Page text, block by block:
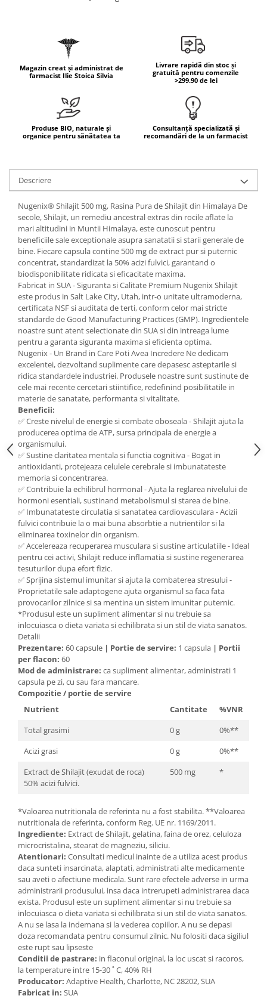
Protecție Solară
Creme SPF față
Creme SPF corp
Uleiuri bronzare
Acceleratoare bronz
Deodorante
Mâini și Unghii
Creme mâini
Tratamente unghii
Cosmetice coreene
Beauty of Joseon
PETITFEE
Mary & May
COSRX
BIODANCE
OOTD
Cettua
Haruharu Wonder
Medicube
ARIUL
Dr. Althea
DELLA BORN
Maca
Magneziu
Miere de Manuka
Multivitamine
Palmier pitic
Probiotice
Proteine din zer (Whey Protein)
Quercetin
Resveratrol
Scortisoara
Seleniu
Seminte de in
Silimarina
Spirulina
Ulei de cocos
Ulei de peste
Ulei MCT
Vitamina A
Vitamina B
Vitamina C
Vitamina D
Vitamina E
Vitamina K
Zinc
Cătină
Chlorella
Colina
Electroliti
Produse Apicole
Cacao
Magazin creat și administrat de
farmacist Ilie Stoica Silvia
Livrare rapidă din stoc și
gratuită pentru comenzile
>299.90 de lei
Produse BIO, naturale și
organice pentru sănătatea ta
Consultanță specializată și
recomandări de la un farmacist
Descriere
Nugenix® Shilajit 500 mg, Rasina Pura de Shilajit din Himalaya De
secole, Shilajit, un remediu ancestral extras din rocile aflate la
mari altitudini in Muntii Himalaya, este cunoscut pentru
beneficiile sale exceptionale asupra sanatatii si starii generale de
bine. Fiecare capsula contine 500 mg de extract pur si puternic
concentrat, standardizat la 50% acizi fulvici, garantand o
biodisponibilitate ridicata si eficacitate maxima.
Fabricat in SUA - Siguranta si Calitate Premium Nugenix Shilajit
este produs in Salt Lake City, Utah, intr-o unitate ultramoderna,
certificata NSF si auditata de terti, conform celor mai stricte
standarde de Good Manufacturing Practices (GMP). Ingredientele
noastre sunt atent selectionate din SUA si din intreaga lume
pentru a garanta siguranta maxima si eficienta optima.
Nugenix - Un Brand in Care Poti Avea Incredere Ne dedicam
excelentei, dezvoltand suplimente care depasesc asteptarile si
ridica standardele industriei. Produsele noastre sunt sustinute de
cele mai recente cercetari stiintifice, redefinind posibilitatile in
materie de sanatate, performanta si vitalitate.
Beneficii:
✅ Creste nivelul de energie si combate oboseala - Shilajit ajuta la
producerea optima de ATP, sursa principala de energie a
organismului.
✅ Sustine claritatea mentala si functia cognitiva - Bogat in
antioxidanti, protejeaza celulele cerebrale si imbunatateste
memoria si concentrarea.
✅ Contribuie la echilibrul hormonal - Ajuta la reglarea nivelului de
hormoni esentiali, sustinand metabolismul si starea de bine.
✅ Imbunatateste circulatia si sanatatea cardiovasculara - Acizii
fulvici contribuie la o mai buna absorbtie a nutrientilor si la
eliminarea toxinelor din organism.
✅ Accelereaza recuperarea musculara si sustine articulatiile - Ideal
pentru cei activi, Shilajit reduce inflamatia si sustine regenerarea
tesuturilor dupa efort fizic.
✅ Sprijina sistemul imunitar si ajuta la combaterea stresului -
Proprietatile sale adaptogene ajuta organismul sa faca fata
provocarilor zilnice si sa mentina un sistem imunitar puternic.
*Produsul este un supliment alimentar si nu trebuie sa
inlocuiasca o dieta variata si echilibrata si un stil de viata sanatos.
Detalii
Prezentare: 60 capsule | Portie de servire: 1 capsula | Portii
per flacon: 60
Mod de administrare: ca supliment alimentar, administrati 1
capsula pe zi, cu sau fara mancare.
Compozitie / portie de servire
Nutrient
Cantitate
%VNR
Total grasimi
0 g
0%**
Acizi grasi
0 g
0%**
Extract de Shilajit (exudat de roca)
50% acizi fulvici.
500 mg *
*Valoarea nutritionala de referinta nu a fost stabilita. **Valoarea
nutritionala de referinta, conform Reg. UE nr. 1169/2011.
Ingrediente: Extract de Shilajit, gelatina, faina de orez, celuloza
microcristalina, stearat de magneziu, siliciu.
Atentionari: Consultati medicul inainte de a utiliza acest produs
daca sunteti insarcinata, alaptati, administrati alte medicamente
sau aveti o afectiune medicala. Sunt rare efectele adverse in urma
administrarii produsului, insa daca intrerupeti administrarea daca
exista. Produsul este un supliment alimentar si nu trebuie sa
inlocuiasca o dieta variata si echilibrata si un stil de viata sanatos.
A nu se lasa la indemana si la vederea copiilor. A nu se depasi
doza recomandata pentru consumul zilnic. Nu folositi daca sigiliul
este rupt sau lipseste
Conditii de pastrare: in flaconul original, la loc uscat si racoros,
la temperature intre 15-30 ˚ C, 40% RH
Producator: Adaptive Health, Charlotte, NC 28202, SUA
Fabricat in: SUA